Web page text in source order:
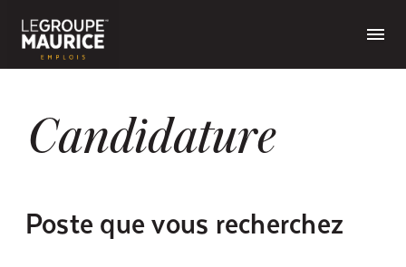
Candidature
Poste que vous recherchez